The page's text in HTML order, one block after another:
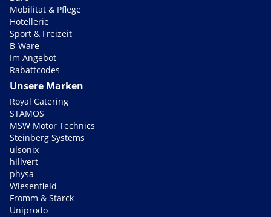
Mobilität & Pflege
Hotellerie
Sport & Freizeit
B-Ware
Im Angebot
Rabattcodes
Unsere Marken
Royal Catering
STAMOS
MSW Motor Technics
Steinberg Systems
ulsonix
hillvert
physa
Wiesenfield
Fromm & Starck
Uniprodo